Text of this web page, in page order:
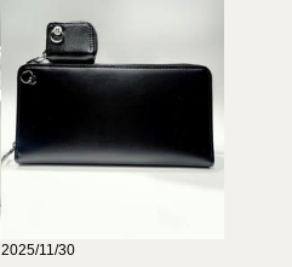
2025/11/30